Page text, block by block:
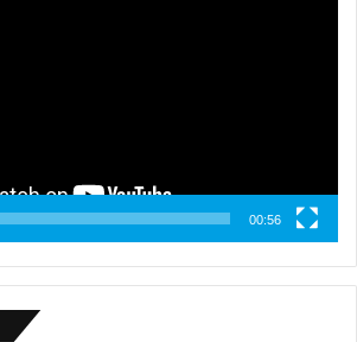
00:56